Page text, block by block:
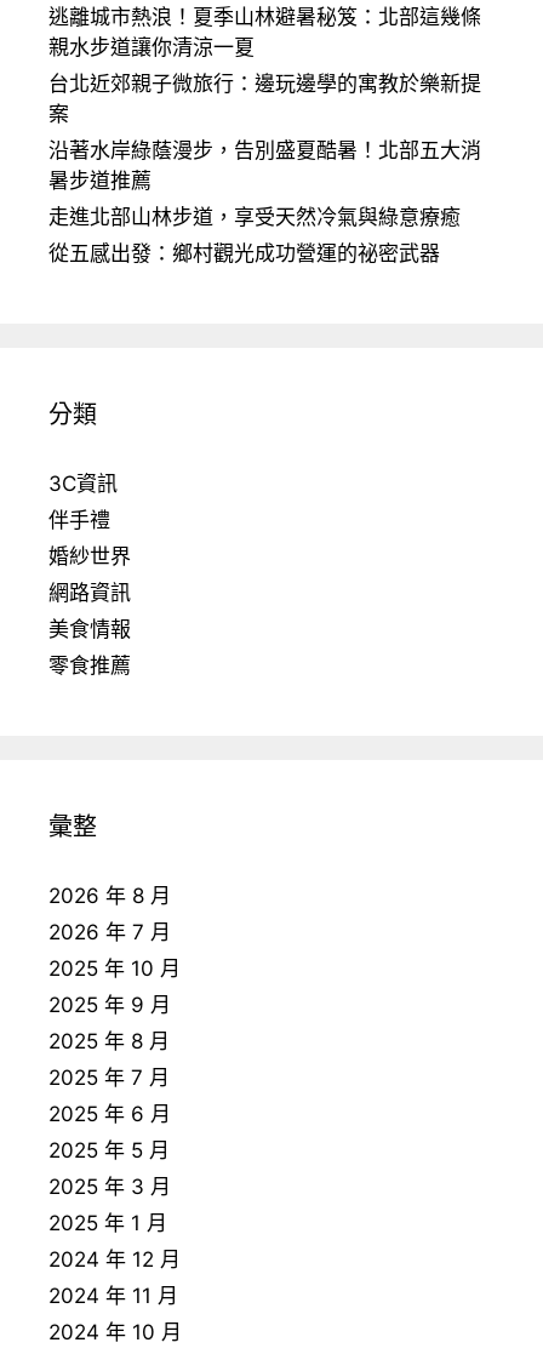
逃離城市熱浪！夏季山林避暑秘笈：北部這幾條
親水步道讓你清涼一夏
台北近郊親子微旅行：邊玩邊學的寓教於樂新提
案
沿著水岸綠蔭漫步，告別盛夏酷暑！北部五大消
暑步道推薦
走進北部山林步道，享受天然冷氣與綠意療癒
從五感出發：鄉村觀光成功營運的祕密武器
分類
3C資訊
伴手禮
婚紗世界
網路資訊
美食情報
零食推薦
彙整
2026 年 8 月
2026 年 7 月
2025 年 10 月
2025 年 9 月
2025 年 8 月
2025 年 7 月
2025 年 6 月
2025 年 5 月
2025 年 3 月
2025 年 1 月
2024 年 12 月
2024 年 11 月
2024 年 10 月